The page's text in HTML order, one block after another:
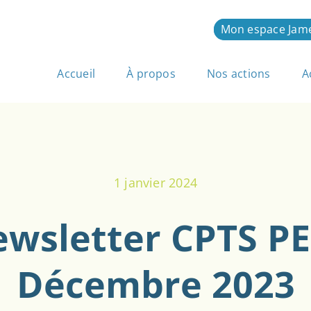
Mon espace
Accueil À propos Nos actions
1 janvier 2024
CPTS
Décembre 2023